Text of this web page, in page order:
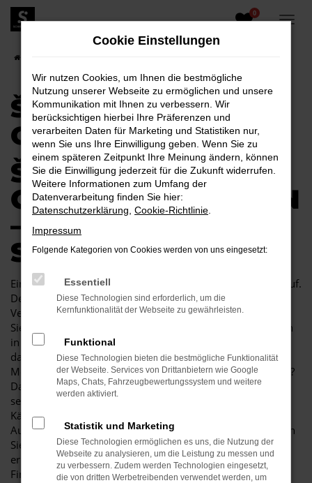
Zum
Hauptinhalt
0
ŠKODA SUPERB
GEBRAUCHTWAGEN
ŠKODA SUPERB
GEBRAUCHTWAGEN
– WIR BIETEN
SICHERHEIT
Ein Škoda Superb Gebrauchtwagen ist ein cleverer Autokauf.
Der Grund liegt im herausragenden Preis-Leistungs-
Verhältnis und der enormen Langlebigkeit dieses Modells.
Sie sichern sich auf jeden Fall ein Schnäppchen und steigen
in ein Fahrzeug in einwandfreiem Zustand. Wussten Sie,
dass Škoda Superb Gebrauchtwagen auch in früheren
Modellgeneration kaum Wünsche nach Extras offen lassen?
Das Modell zeigt sich seit vielen Jahren sprichwörtlich von
seiner „Schokoladenseite“ und überzeugt gleichermaßen
Käuferinnen und Käufer sowie Experten der
Automobilzeitschriften. Beim Autohaus Schiefelbein kaufen
Sie Ihren Škoda Superb Gebrauchtwagen günstig und
erhalten obendrein auch noch ein Angebot für eine
Finanzierung zu niedrigen Monatsraten.
Cookie Einstellungen
Wir nutzen Cookies, um Ihnen die bestmögliche
Nutzung unserer Webseite zu ermöglichen und unsere
Kommunikation mit Ihnen zu verbessern. Wir
berücksichtigen hierbei Ihre Präferenzen und
verarbeiten Daten für Marketing und Statistiken nur,
wenn Sie uns Ihre Einwilligung geben. Wenn Sie zu
einem späteren Zeitpunkt Ihre Meinung ändern, können
Sie die Einwilligung jederzeit für die Zukunft widerrufen.
Weitere Informationen zum Umfang der
Datenverarbeitung finden Sie hier:
Datenschutzerklärung Cookie-Richtlinie
Impressum
Folgende Kategorien von Cookies werden von uns eingesetzt:
Essentiell
Diese Technologien sind erforderlich, um die
Kernfunktionalität der Webseite zu gewährleisten.
Funktional
Diese Technologien bieten die bestmögliche Funktionalität
der Webseite. Services von Drittanbietern wie Google
Maps, Chats, Fahrzeugbewertungssystem und weitere
werden aktiviert.
Statistik und Marketing
Diese Technologien ermöglichen es uns, die Nutzung der
Webseite zu analysieren, um die Leistung zu messen und
zu verbessern. Zudem werden Technologien eingesetzt,
die von dritten Werbetreibenden verwendet werden, um